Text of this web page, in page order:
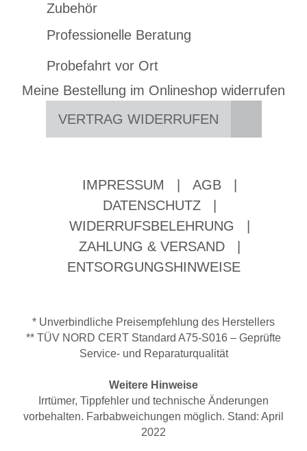
Zubehör
Professionelle Beratung
Probefahrt vor Ort
Meine Bestellung im Onlineshop widerrufen
VERTRAG WIDERRUFEN
IMPRESSUM AGB
DATENSCHUTZ
WIDERRUFSBELEHRUNG
ZAHLUNG & VERSAND
ENTSORGUNGSHINWEISE
* Unverbindliche Preisempfehlung des Herstellers
** TÜV NORD CERT Standard A75-S016 – Geprüfte
Service- und Reparaturqualität
Weitere Hinweise
Irrtümer, Tippfehler und technische Änderungen
vorbehalten. Farbabweichungen möglich. Stand: April
2022